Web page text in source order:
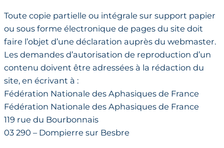
Toute copie partielle ou intégrale sur support papier
ou sous forme électronique de pages du site doit
faire l’objet d’une déclaration auprès du webmaster.
Les demandes d’autorisation de reproduction d’un
contenu doivent être adressées à la rédaction du
site, en écrivant à :
Fédération Nationale des Aphasiques de France
Fédération Nationale des Aphasiques de France
119 rue du Bourbonnais
03 290 – Dompierre sur Besbre